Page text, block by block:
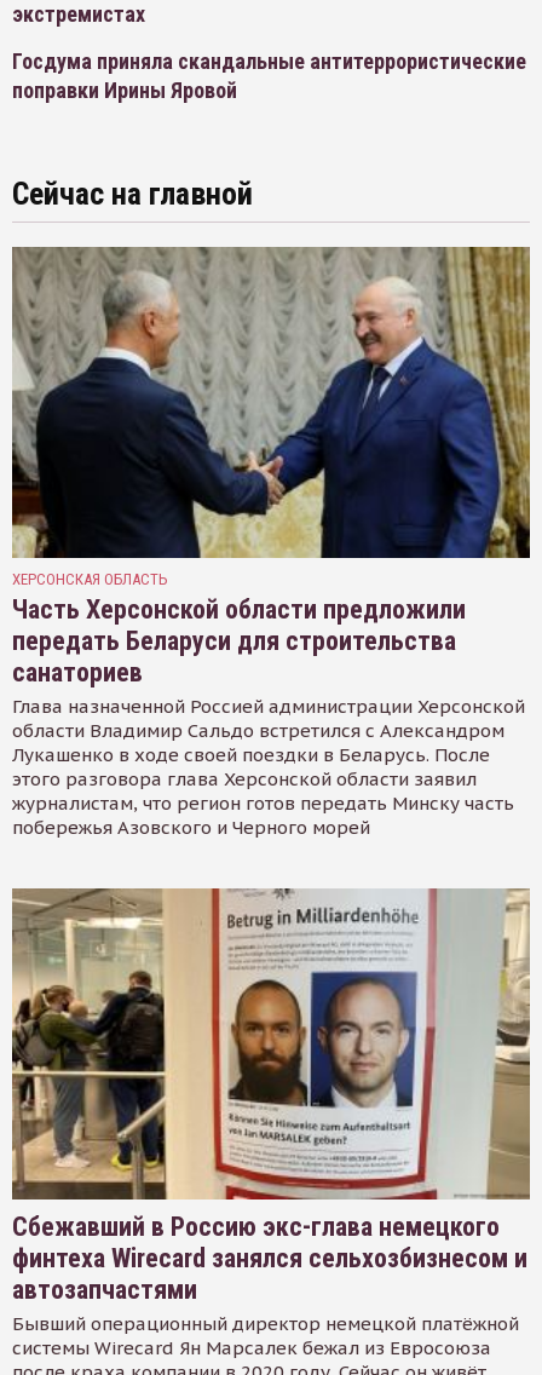
экстремистах
Госдума приняла скандальные антитеррористические
поправки Ирины Яровой
Сейчас на главной
ХЕРСОНСКАЯ ОБЛАСТЬ
Часть Херсонской области предложили
передать Беларуси для строительства
санаториев
Глава назначенной Россией администрации Херсонской
области Владимир Сальдо встретился с Александром
Лукашенко в ходе своей поездки в Беларусь. После
этого разговора глава Херсонской области заявил
журналистам, что регион готов передать Минску часть
побережья Азовского и Черного морей
Сбежавший в Россию экс-глава немецкого
финтеха Wirecard занялся сельхозбизнесом и
автозапчастями
Бывший операционный директор немецкой платёжной
системы Wirecard Ян Марсалек бежал из Евросоюза